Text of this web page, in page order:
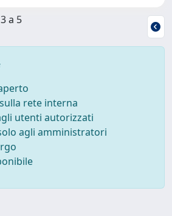
a 5
rete interna
utenti autorizzati
agli amministratori